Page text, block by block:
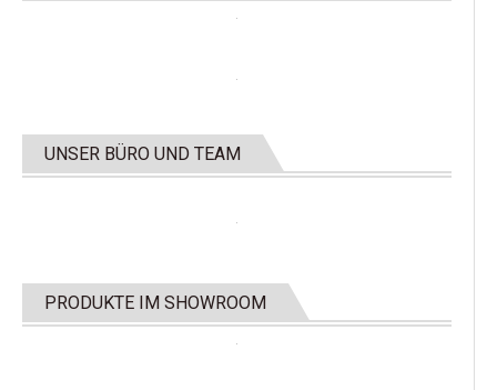
UNSER BÜRO UND TEAM
PRODUKTE IM SHOWROOM